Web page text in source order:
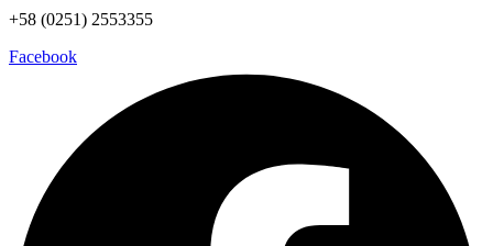
+58 (0251) 2553355
Facebook